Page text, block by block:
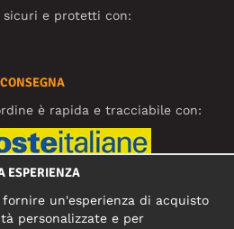
sicuri e protetti con:
CONSEGNA
è rapida e tracciabile con:
ESPERIENZA
un'esperienza di acquisto
personalizzate e per